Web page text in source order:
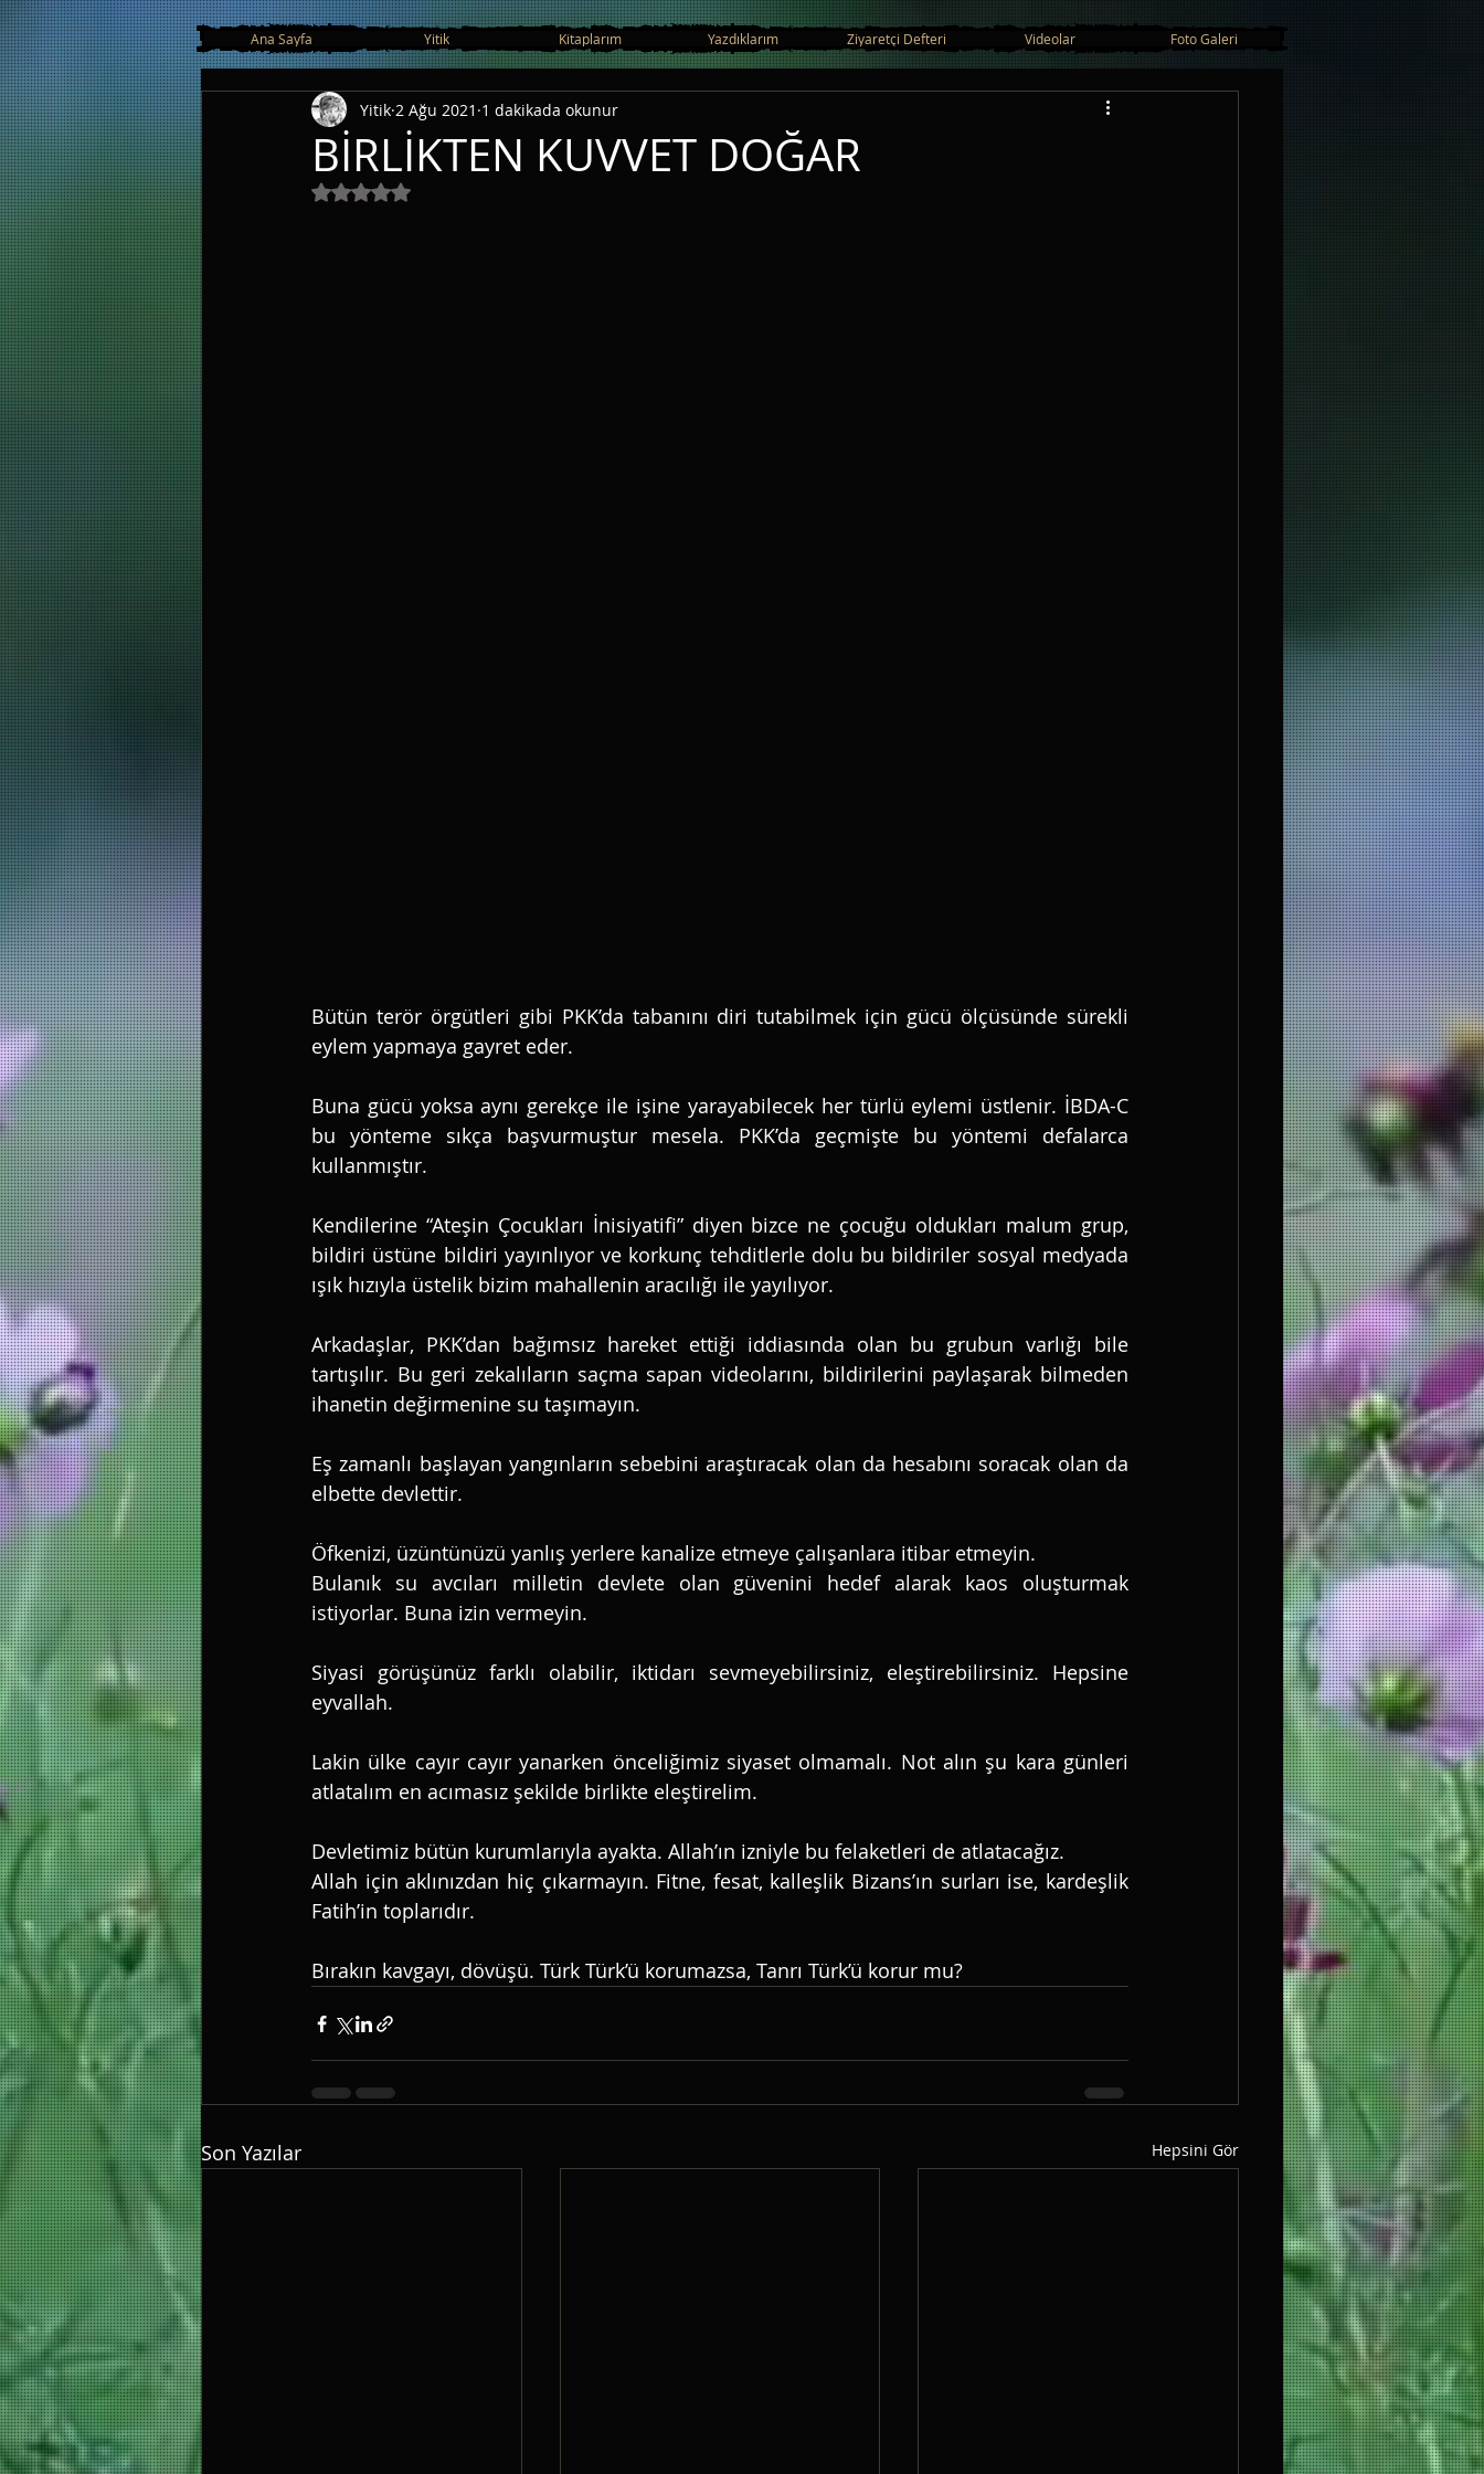
google.com, pub-3163838852151076, DIRECT, f08c47fec0942fa0
Ana Sayfa Yitik Kitaplarım Yazdıklarım Ziyaretçi Defteri Videolar Foto Galeri
BİRLİKTEN KUVVET DOĞAR
Yitik 2 Ağu 2021 1 dakikada okunur
5 üzerinden NaN yıldız
Bütün terör örgütleri gibi PKK’da tabanını diri tutabilmek için gücü ölçüsünde sürekli
eylem yapmaya gayret eder.
Buna gücü yoksa aynı gerekçe ile işine yarayabilecek her türlü eylemi üstlenir. İBDA-C
bu yönteme sıkça başvurmuştur mesela. PKK’da geçmişte bu yöntemi defalarca
kullanmıştır.
Kendilerine “Ateşin Çocukları İnisiyatifi” diyen bizce ne çocuğu oldukları malum grup,
bildiri üstüne bildiri yayınlıyor ve korkunç tehditlerle dolu bu bildiriler sosyal medyada
ışık hızıyla üstelik bizim mahallenin aracılığı ile yayılıyor.
Arkadaşlar, PKK’dan bağımsız hareket ettiği iddiasında olan bu grubun varlığı bile
tartışılır. Bu geri zekalıların saçma sapan videolarını, bildirilerini paylaşarak bilmeden
ihanetin değirmenine su taşımayın.
Eş zamanlı başlayan yangınların sebebini araştıracak olan da hesabını soracak olan da
elbette devlettir.
Öfkenizi, üzüntünüzü yanlış yerlere kanalize etmeye çalışanlara itibar etmeyin.
Bulanık su avcıları milletin devlete olan güvenini hedef alarak kaos oluşturmak
istiyorlar. Buna izin vermeyin.
Siyasi görüşünüz farklı olabilir, iktidarı sevmeyebilirsiniz, eleştirebilirsiniz. Hepsine
eyvallah.
Lakin ülke cayır cayır yanarken önceliğimiz siyaset olmamalı. Not alın şu kara günleri
atlatalım en acımasız şekilde birlikte eleştirelim.
Devletimiz bütün kurumlarıyla ayakta. Allah’ın izniyle bu felaketleri de atlatacağız.
Allah için aklınızdan hiç çıkarmayın. Fitne, fesat, kalleşlik Bizans’ın surları ise, kardeşlik
Fatih’in toplarıdır.
Bırakın kavgayı, dövüşü. Türk Türk’ü korumazsa, Tanrı Türk’ü korur mu?
Son Yazılar Hepsini Gör